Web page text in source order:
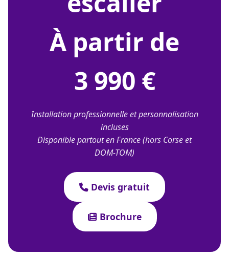
À partir de
3 990 €
Installation professionnelle et personnalisation
incluses
Disponible partout en France (hors Corse et
DOM-TOM)
Devis gratuit
Brochure